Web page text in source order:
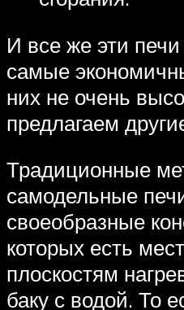
И все же эти
самые
них не очень
предлагаем
Традиционные
самодельные
своеобразные
которых есть
плоскостям
баку с водой. То